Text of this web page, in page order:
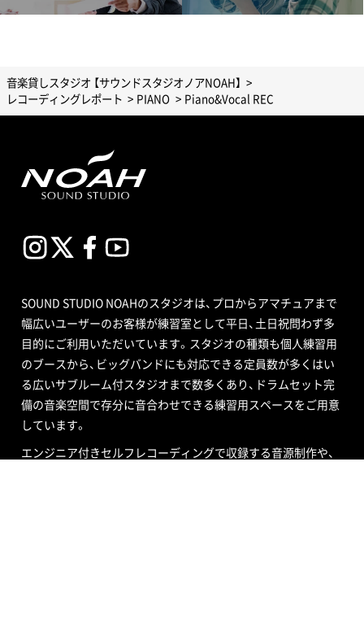
音楽貸しスタジオ 【サウンドスタジオノアNOAH】
レコーディングレポート
PIANO Piano&Vocal REC
SOUND STUDIO NOAHのスタジオは、プロからアマチュアまで
幅広いユーザーのお客様が練習室として平日、土日祝問わず多
目的にご利用いただいています。スタジオの種類も個人練習用
のブースから、ビッグバンドにも対応できる定員数が多くはい
る広いサブルーム付スタジオまで数多くあり、ドラムセット完
備の音楽空間で存分に音合わせできる練習用スペースをご用意
しています。
エンジニア付きセルフレコーディングで収録する音源制作や、